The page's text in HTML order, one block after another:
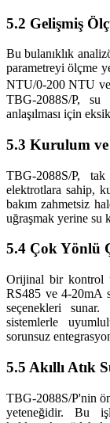
5.2 Gelişmiş
Bu bulanıklık
parametreyi ölçme
NTU/0-200 NTU ve
TBG-2088S/P, su
anlaşılması için
5.3 Kurulum ve
TBG-2088S/P, tak
elektrotlara sahip,
bakım zahmetsiz
uğraşmak yerine su
5.4 Çok Yönlü
Orijinal bir kontrol
RS485 ve 4-20mA
seçenekleri
sistemlerle
sorunsuz
5.5 Akıllı Atık
TBG-2088S/P'nin
yeteneğidir. Bu